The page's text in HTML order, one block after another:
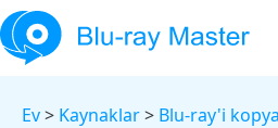
Ev> Kaynaklar> Blu-ray'i